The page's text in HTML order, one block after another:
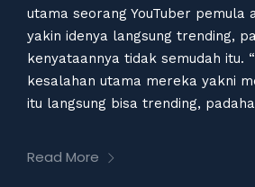
utama seorang YouTuber pemula
yakin idenya langsung trending,
kenyataannya tidak semudah itu.
kesalahan utama mereka yakni
itu langsung bisa trending,
Read More